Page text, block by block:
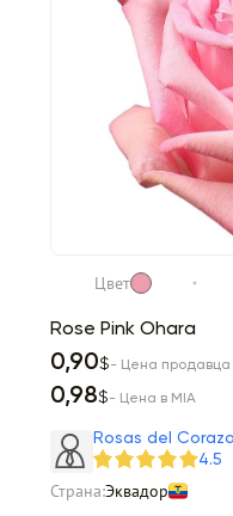
Цвет
Rose Pink Ohara
0,90$- Цена продавца
0,98$- Цена в MIA
Rosas del
4.5
Страна:Эквадор